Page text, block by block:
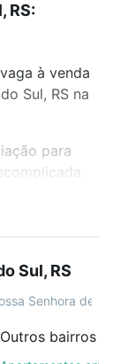
RS:
à venda
Sul, RS na
para
a
à venda
visita
sem
na compra,
Sul, RS
Senhora de